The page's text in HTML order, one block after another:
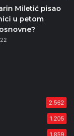
Miletić pisao
u petom
2.562
1.205